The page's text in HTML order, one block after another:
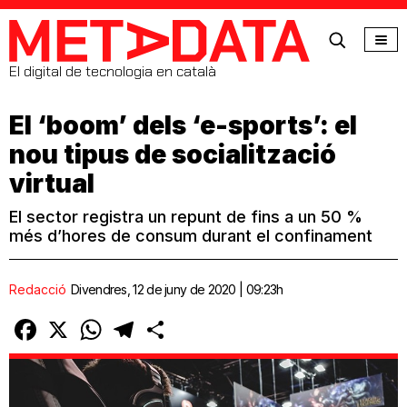
MetaData
El digital de tecnologia en català
El ‘boom’ dels ‘e-sports’: el
nou tipus de socialització
virtual
El sector registra un repunt de fins a un 50 %
més d’hores de consum durant el confinament
Redacció Divendres, 12 de juny de 2020 | 09:23h
Facebook
X WhatsAppTelegram